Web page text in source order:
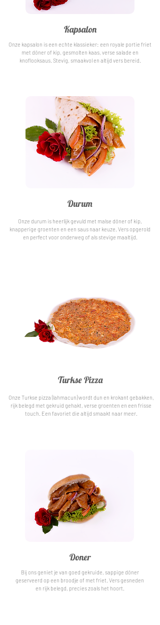
Kapsalon
Onze kapsalon is een echte klassieker: een royale portie friet
met döner of kip, gesmolten kaas, verse salade en
knoflooksaus. Stevig, smaakvol en altijd vers bereid.
Durum
Onze durum is heerlijk gevuld met malse döner of kip,
knapperige groenten en een saus naar keuze. Vers opgerold
en perfect voor onderweg of als stevige maaltijd.
Turkse Pizza
Onze Turkse pizza (lahmacun) wordt dun en krokant gebakken,
rijk belegd met gekruid gehakt, verse groenten en een frisse
touch. Een favoriet die altijd smaakt naar meer.
Doner
Bij ons geniet je van goed gekruide, sappige döner
geserveerd op een broodje of met friet. Vers gesneden
en rijk belegd, precies zoals het hoort.